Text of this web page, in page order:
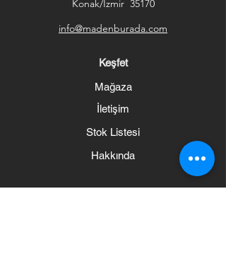
Konak/İzmir 35170
info@madenburada.com
Keşfet
Mağaza
İletişim
Stok Listesi
Hakkında